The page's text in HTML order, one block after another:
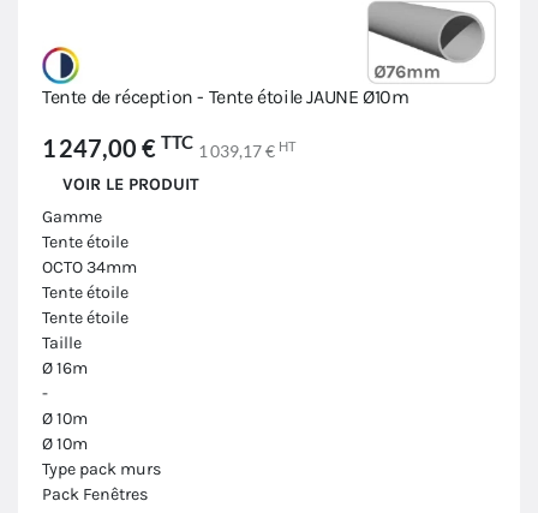
Tente de réception - Tente étoile JAUNE Ø10m
1 247,00 € TTC 1 039,17 € HT
VOIR LE PRODUIT
Gamme
Tente étoile
OCTO 34mm
Tente étoile
Tente étoile
Taille
Ø 16m
-
Ø 10m
Ø 10m
Type pack murs
Pack Fenêtres